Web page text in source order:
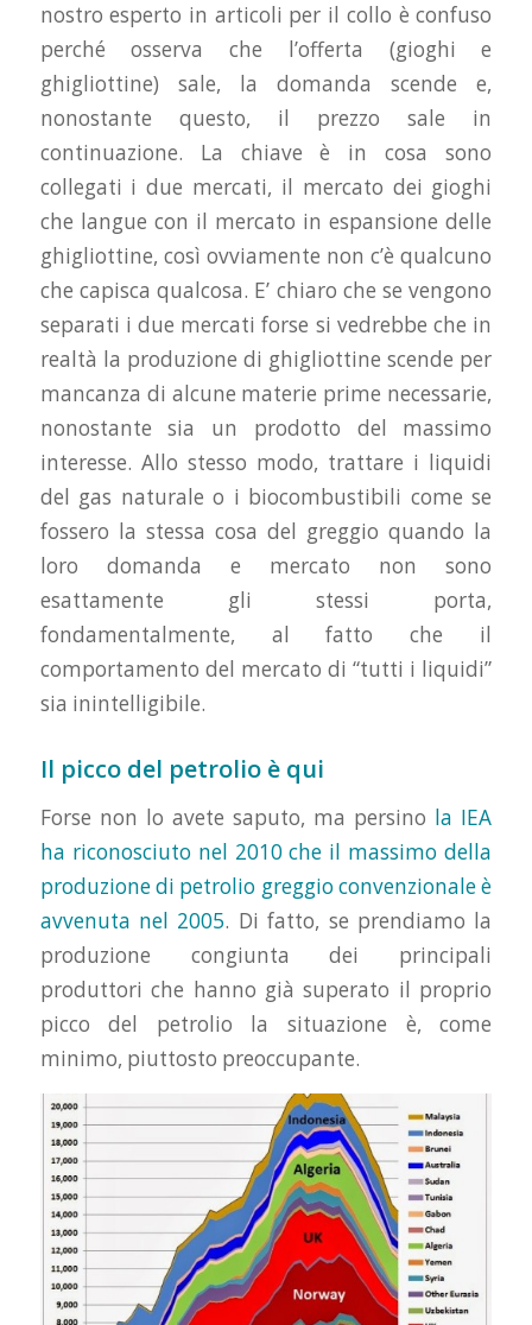
nostro esperto in articoli per il collo è confuso
perché osserva che l’offerta (gioghi e
ghigliottine) sale, la domanda scende e,
nonostante questo, il prezzo sale in
continuazione. La chiave è in cosa sono
collegati i due mercati, il mercato dei gioghi
che langue con il mercato in espansione delle
ghigliottine, così ovviamente non c’è qualcuno
che capisca qualcosa. E’ chiaro che se vengono
separati i due mercati forse si vedrebbe che in
realtà la produzione di ghigliottine scende per
mancanza di alcune materie prime necessarie,
nonostante sia un prodotto del massimo
interesse. Allo stesso modo, trattare i liquidi
del gas naturale o i biocombustibili come se
fossero la stessa cosa del greggio quando la
loro domanda e mercato non sono
esattamente gli stessi porta,
fondamentalmente, al fatto che il
comportamento del mercato di “tutti i liquidi”
sia inintelligibile.
Il picco del petrolio è qui
Forse non lo avete saputo, ma persino la IEA
ha riconosciuto nel 2010 che il massimo della
produzione di petrolio greggio convenzionale è
avvenuta nel 2005. Di fatto, se prendiamo la
produzione congiunta dei principali
produttori che hanno già superato il proprio
picco del petrolio la situazione è, come
minimo, piuttosto preoccupante.